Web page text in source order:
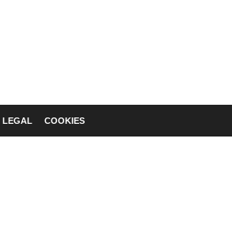
LEGAL COOKIES